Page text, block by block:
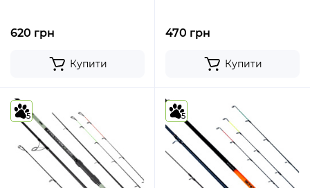
620 грн
Купити
470 грн
Купити
5 5